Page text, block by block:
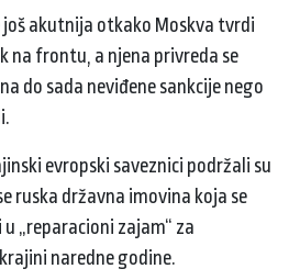
akutnija otkako Moskva tvrdi
na frontu, a njena privreda se
do sada neviđene sankcije nego
evropski saveznici podržali su
ruska državna imovina koja se
„reparacioni zajam“ za
naredne godine.